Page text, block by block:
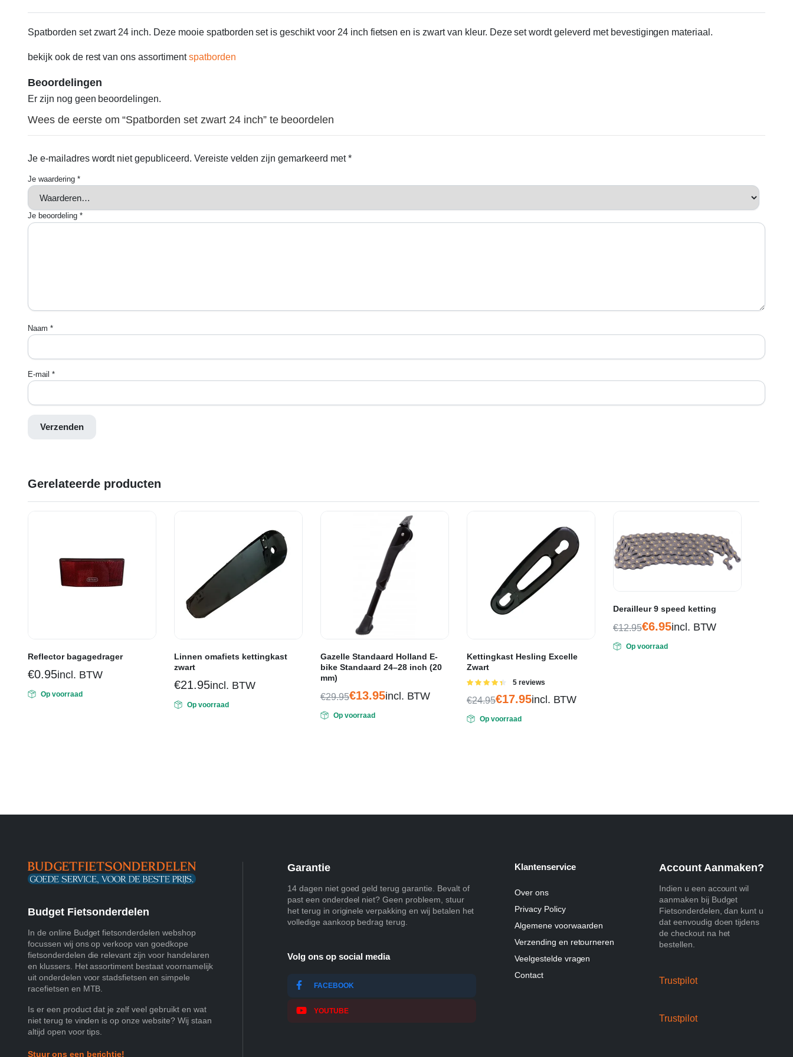
Spatborden set zwart 24 inch. Deze mooie spatborden set is geschikt voor 24 inch fietsen en is zwart van kleur. Deze set wordt geleverd met bevestigingen materiaal.
bekijk ook de rest van ons assortimentspatborden
Beoordelingen
Er zijn nog geen beoordelingen.
Wees de eerste om “Spatborden set zwart 24 inch” te beoordelen
Je e-mailadres wordt niet gepubliceerd. Vereiste velden zijn gemarkeerd met*
Je waardering *
Je beoordeling *
Naam *
E-mail *
Gerelateerde producten
Reflector bagagedrager
€0.95incl. BTW
Op voorraad
Linnen omafiets kettingkast
zwart
€21.95incl. BTW
Op voorraad
Gazelle Standaard Holland E-
bike Standaard 24–28 inch (20
mm)
€29.95
Oorspronkelijke
prijs
€13.95
Huidige
prijs
incl. BTW
Op voorraad
Kettingkast Hesling Excelle
Zwart
Gewaardeerd
5 reviews
€24.95
Oorspronkelijke
prijs
€17.95
Huidige
prijs
incl. BTW
Op voorraad
Derailleur 9 speed ketting
€12.95
Oorspronkelijke
prijs
€6.95
Huidige
prijs
incl. BTW
Op voorraad
Budget Fietsonderdelen
In de online Budget fietsonderdelen webshop
focussen wij ons op verkoop van goedkope
fietsonderdelen die relevant zijn voor handelaren
en klussers. Het assortiment bestaat voornamelijk
uit onderdelen voor stadsfietsen en simpele
racefietsen en MTB.
Is er een product dat je zelf veel gebruikt en wat
niet terug te vinden is op onze website? Wij staan
altijd open voor tips.
Stuur ons een berichtje!
Garantie
14 dagen niet goed geld terug garantie. Bevalt of
past een onderdeel niet? Geen probleem, stuur
het terug in originele verpakking en wij betalen het
volledige aankoop bedrag terug.
Volg ons op social media
FACEBOOK
YOUTUBE
Klantenservice
Over ons
Privacy Policy
Algemene voorwaarden
Verzending en retourneren
Veelgestelde vragen
Contact
Account Aanmaken?
Indien u een account wil
aanmaken bij Budget
Fietsonderdelen, dan kunt u
dat eenvoudig doen tijdens
de checkout na het
bestellen.
Trustpilot
Trustpilot